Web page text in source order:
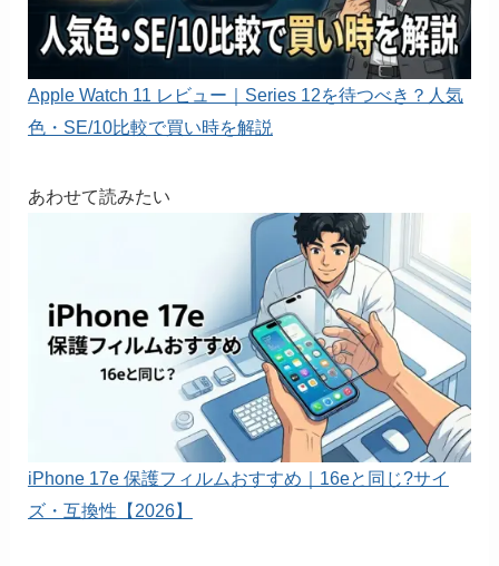
Apple Watch 11 レビュー｜Series 12を待つべき？人気
色・SE/10比較で買い時を解説
あわせて読みたい
iPhone 17e 保護フィルムおすすめ｜16eと同じ?サイ
ズ・互換性【2026】